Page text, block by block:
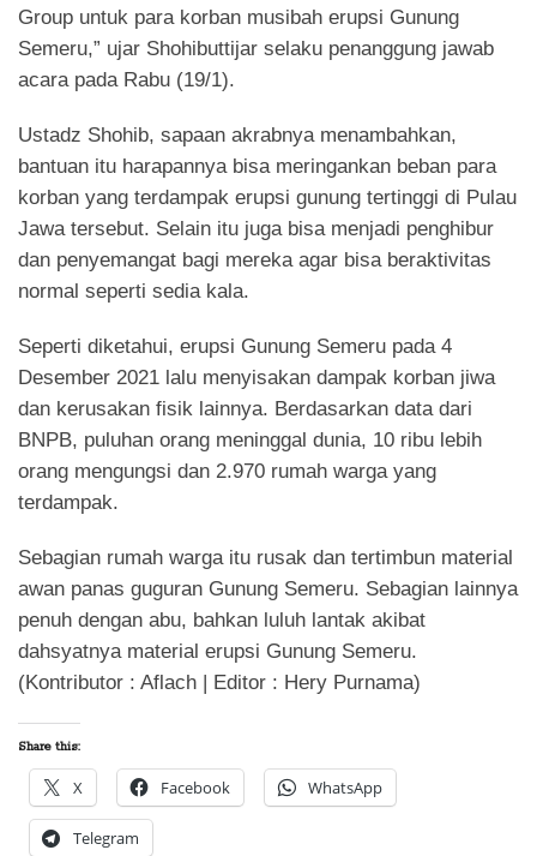
Group untuk para korban musibah erupsi Gunung
Semeru,” ujar Shohibuttijar selaku penanggung jawab
acara pada Rabu (19/1).
Ustadz Shohib, sapaan akrabnya menambahkan,
bantuan itu harapannya bisa meringankan beban para
korban yang terdampak erupsi gunung tertinggi di Pulau
Jawa tersebut. Selain itu juga bisa menjadi penghibur
dan penyemangat bagi mereka agar bisa beraktivitas
normal seperti sedia kala.
Seperti diketahui, erupsi Gunung Semeru pada 4
Desember 2021 lalu menyisakan dampak korban jiwa
dan kerusakan fisik lainnya. Berdasarkan data dari
BNPB, puluhan orang meninggal dunia, 10 ribu lebih
orang mengungsi dan 2.970 rumah warga yang
terdampak.
Sebagian rumah warga itu rusak dan tertimbun material
awan panas guguran Gunung Semeru. Sebagian lainnya
penuh dengan abu, bahkan luluh lantak akibat
dahsyatnya material erupsi Gunung Semeru.
(Kontributor : Aflach | Editor : Hery Purnama)
Share this:
X Facebook WhatsApp
Telegram